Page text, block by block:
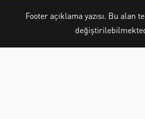
Footer açıklama yazısı. Bu alan
Yönetici